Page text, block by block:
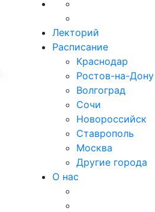
Лекторий
Расписание
Краснодар
Ростов-на-Дону
Волгоград
Сочи
Новороссийск
Ставрополь
Москва
Другие города
О нас